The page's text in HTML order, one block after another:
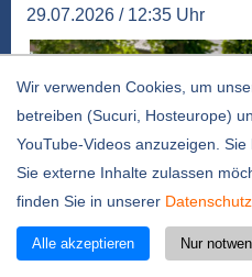
Wir verwenden Cookies, um
betreiben (Sucuri, Hosteurope)
YouTube-Videos anzuzeigen.
Sie externe Inhalte zulassen
finden Sie in unserer
Alle akzeptieren Nur
29.07.2026 / 12:35 Uhr